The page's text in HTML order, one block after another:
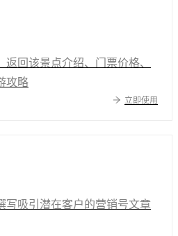
返回该景点介绍、门票价格、
攻略
立即使用
写吸引潜在客户的营销号文章